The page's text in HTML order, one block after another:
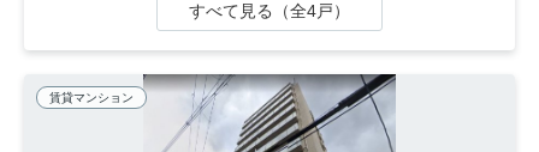
すべて見る（全4戸）
賃貸マンション